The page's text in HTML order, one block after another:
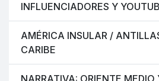
INFLUENCIADORES Y
AMÉRICA INSULAR /
CARIBE